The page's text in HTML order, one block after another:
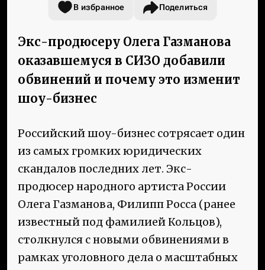
В избранное Поделиться
Экс-продюсеру Олега Газманова
оказавшемуся в СИЗО добавили
обвинений и почему это изменит
шоу-бизнес
Российский шоу-бизнес сотрясает один
из самых громких юридических
скандалов последних лет. Экс-
продюсер народного артиста России
Олега Газманова, Филипп Росса (ранее
известный под фамилией Кольцов),
столкнулся с новыми обвинениями в
рамках уголовного дела о масштабных